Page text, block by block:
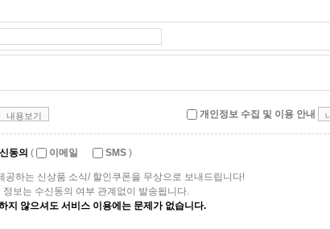
내용보기 개인정보 수집 및 이용 안내
동의 ( 이메일 SMS )
공하는 신상품 소식/ 할인쿠폰을 무상으로 보내드립니다!
정보는 수신동의 여부 관계없이 발송됩니다.
지 않으셔도 서비스 이용에는 문제가 없습니다.